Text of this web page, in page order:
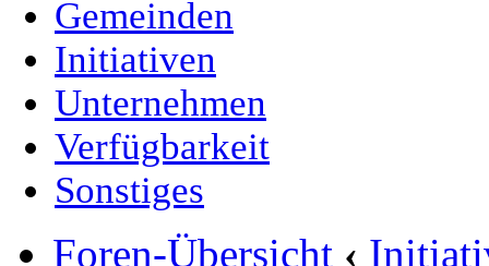
Gemeinden
Initiativen
Unternehmen
Verfügbarkeit
Sonstiges
Foren-Übersicht ‹